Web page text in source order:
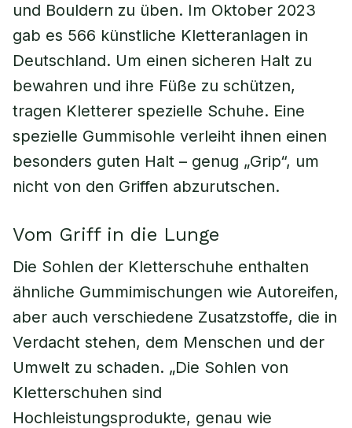
und Bouldern zu üben. Im Oktober 2023
gab es 566 künstliche Kletteranlagen in
Deutschland. Um einen sicheren Halt zu
bewahren und ihre Füße zu schützen,
tragen Kletterer spezielle Schuhe. Eine
spezielle Gummisohle verleiht ihnen einen
besonders guten Halt – genug „Grip“, um
nicht von den Griffen abzurutschen.
Vom Griff in die Lunge
Die Sohlen der Kletterschuhe enthalten
ähnliche Gummimischungen wie Autoreifen,
aber auch verschiedene Zusatzstoffe, die in
Verdacht stehen, dem Menschen und der
Umwelt zu schaden. „Die Sohlen von
Kletterschuhen sind
Hochleistungsprodukte, genau wie